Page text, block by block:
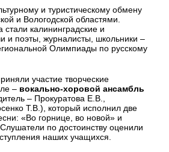
и туристическому обмену
и Вологодской областями.
калининградские и
и поэты, журналисты, школьники –
Олимпиады по русскому
участие творческие
– вокально-хоровой ансамбль
– Прокуратова Е.В.,
Т.В.), который исполнил две
«Во горнице, во новой» и
по достоинству оценили
наших учащихся.